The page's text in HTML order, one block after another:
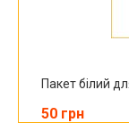
Пакет білий
50 грн